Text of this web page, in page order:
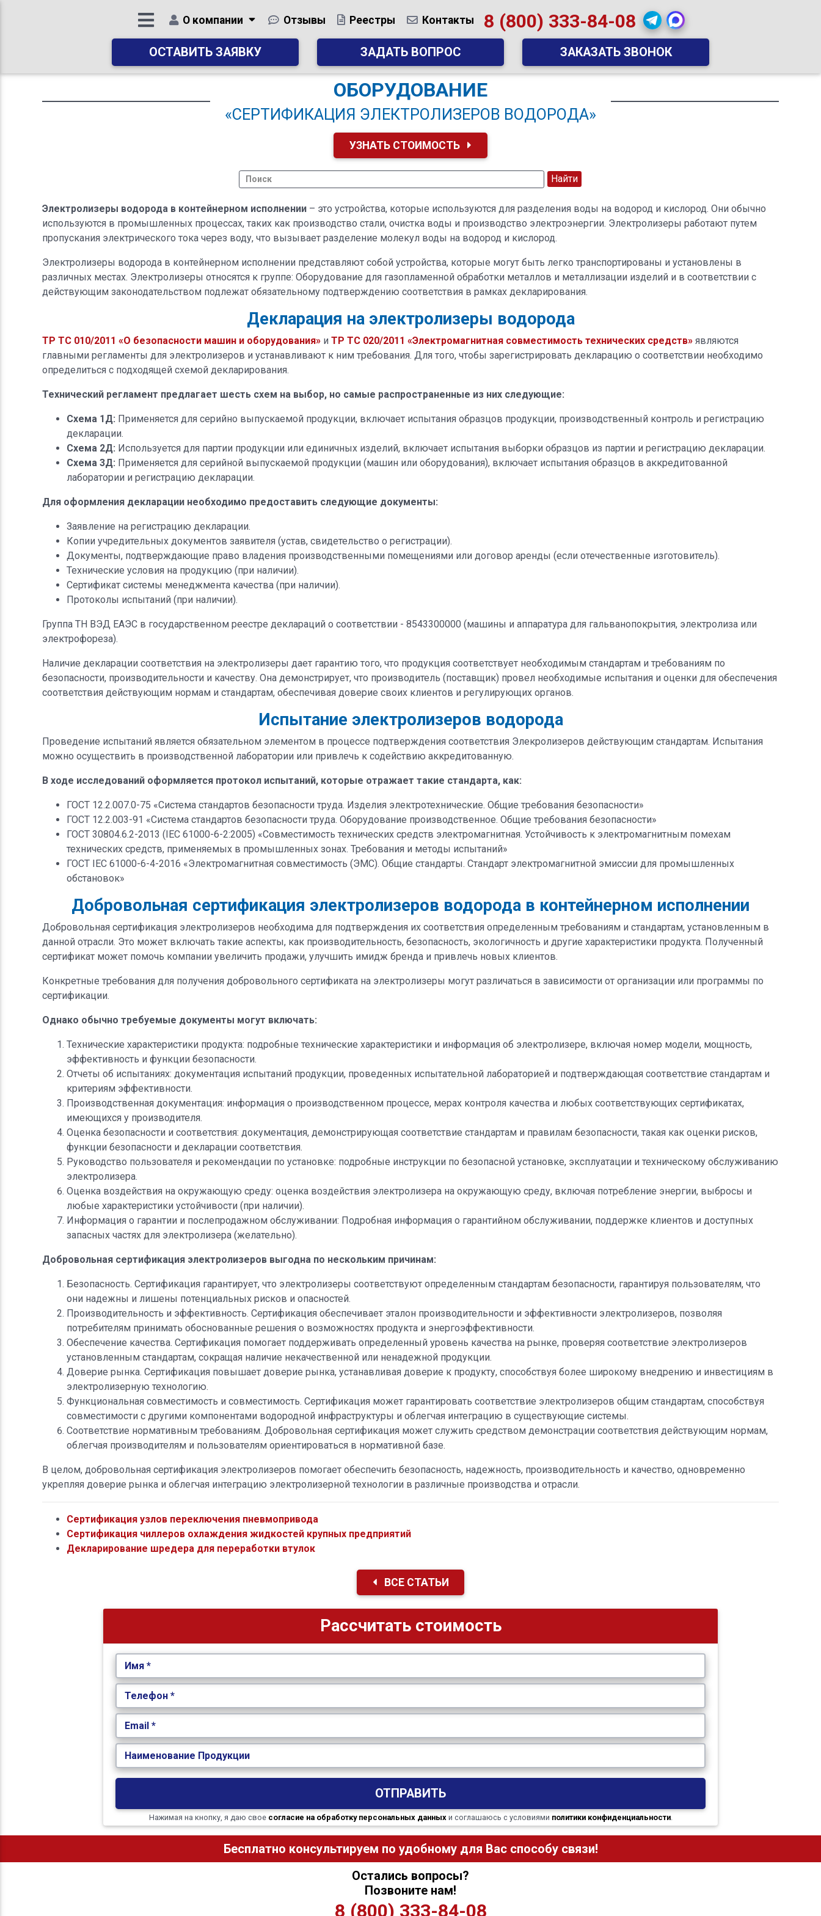
О компании Отзывы Реестры Контакты 8 (800) 333-84-08
ОСТАВИТЬ ЗАЯВКУ ЗАДАТЬ ВОПРОС ЗАКАЗАТЬ ЗВОНОК
ОБОРУДОВАНИЕ
«СЕРТИФИКАЦИЯ ЭЛЕКТРОЛИЗЕРОВ ВОДОРОДА»
УЗНАТЬ СТОИМОСТЬ
Электролизеры водорода в контейнерном исполнении– это устройства, которые используются для разделения воды на водород и кислород. Они обычно
используются в промышленных процессах, таких как производство стали, очистка воды и производство электроэнергии. Электролизеры работают путем
пропускания электрического тока через воду, что вызывает разделение молекул воды на водород и кислород.
Электролизеры водорода в контейнерном исполнении представляют собой устройства, которые могут быть легко транспортированы и установлены в
различных местах. Электролизеры относятся к группе: Оборудование для газопламенной обработки металлов и металлизации изделий и в соответствии с
действующим законодательством подлежат обязательному подтверждению соответствия в рамках декларирования.
Декларация на электролизеры водорода
ТР ТС 010/2011 «О безопасности машин и оборудования»и ТР ТС 020/2011 «Электромагнитная совместимость технических средств»являются
главными регламенты для электролизеров и устанавливают к ним требования. Для того, чтобы зарегистрировать декларацию о соответствии необходимо
определиться с подходящей схемой декларирования.
Технический регламент предлагает шесть схем на выбор, но самые распространенные из них следующие:
Схема 1Д: Применяется для серийно выпускаемой продукции, включает испытания образцов продукции, производственный контроль и регистрацию
декларации.
Схема 2Д: Используется для партии продукции или единичных изделий, включает испытания выборки образцов из партии и регистрацию декларации.
Схема 3Д: Применяется для серийной выпускаемой продукции (машин или оборудования), включает испытания образцов в аккредитованной
лаборатории и регистрацию декларации.
Для оформления декларации необходимо предоставить следующие документы:
Заявление на регистрацию декларации.
Копии учредительных документов заявителя (устав, свидетельство о регистрации).
Документы, подтверждающие право владения производственными помещениями или договор аренды (если отечественные изготовитель).
Технические условия на продукцию (при наличии).
Сертификат системы менеджмента качества (при наличии).
Протоколы испытаний (при наличии).
Группа ТН ВЭД ЕАЭС в государственном реестре деклараций о соответствии - 8543300000 (машины и аппаратура для гальванопокрытия, электролиза или
электрофореза).
Наличие декларации соответствия на электролизеры дает гарантию того, что продукция соответствует необходимым стандартам и требованиям по
безопасности, производительности и качеству. Она демонстрирует, что производитель (поставщик) провел необходимые испытания и оценки для обеспечения
соответствия действующим нормам и стандартам, обеспечивая доверие своих клиентов и регулирующих органов.
Испытание электролизеров водорода
Проведение испытаний является обязательном элементом в процессе подтверждения соответствия Элекролизеров действующим стандартам. Испытания
можно осуществить в производственной лаборатории или привлечь к содействию аккредитованную.
В ходе исследований оформляется протокол испытаний, которые отражает такие стандарта, как:
ГОСТ 12.2.007.0-75 «Система стандартов безопасности труда. Изделия электротехнические. Общие требования безопасности»
ГОСТ 12.2.003-91 «Система стандартов безопасности труда. Оборудование производственное. Общие требования безопасности»
ГОСТ 30804.6.2-2013 (IEC 61000-6-2:2005) «Совместимость технических средств электромагнитная. Устойчивость к электромагнитным помехам
технических средств, применяемых в промышленных зонах. Требования и методы испытаний»
ГОСТ IEC 61000-6-4-2016 «Электромагнитная совместимость (ЭМС). Общие стандарты. Стандарт электромагнитной эмиссии для промышленных
обстановок»
Добровольная сертификация электролизеров водорода в контейнерном исполнении
Добровольная сертификация электролизеров необходима для подтверждения их соответствия определенным требованиям и стандартам, установленным в
данной отрасли. Это может включать такие аспекты, как производительность, безопасность, экологичность и другие характеристики продукта. Полученный
сертификат может помочь компании увеличить продажи, улучшить имидж бренда и привлечь новых клиентов.
Конкретные требования для получения добровольного сертификата на электролизеры могут различаться в зависимости от организации или программы по
сертификации.
Однако обычно требуемые документы могут включать:
Технические характеристики продукта: подробные технические характеристики и информация об электролизере, включая номер модели, мощность,
эффективность и функции безопасности.
Отчеты об испытаниях: документация испытаний продукции, проведенных испытательной лабораторией и подтверждающая соответствие стандартам и
критериям эффективности.
Производственная документация: информация о производственном процессе, мерах контроля качества и любых соответствующих сертификатах,
имеющихся у производителя.
Оценка безопасности и соответствия: документация, демонстрирующая соответствие стандартам и правилам безопасности, такая как оценки рисков,
функции безопасности и декларации соответствия.
Руководство пользователя и рекомендации по установке: подробные инструкции по безопасной установке, эксплуатации и техническому обслуживанию
электролизера.
Оценка воздействия на окружающую среду: оценка воздействия электролизера на окружающую среду, включая потребление энергии, выбросы и
любые характеристики устойчивости (при наличии).
Информация о гарантии и послепродажном обслуживании: Подробная информация о гарантийном обслуживании, поддержке клиентов и доступных
запасных частях для электролизера (желательно).
Добровольная сертификация электролизеров выгодна по нескольким причинам:
Безопасность. Сертификация гарантирует, что электролизеры соответствуют определенным стандартам безопасности, гарантируя пользователям, что
они надежны и лишены потенциальных рисков и опасностей.
Производительность и эффективность. Сертификация обеспечивает эталон производительности и эффективности электролизеров, позволяя
потребителям принимать обоснованные решения о возможностях продукта и энергоэффективности.
Обеспечение качества. Сертификация помогает поддерживать определенный уровень качества на рынке, проверяя соответствие электролизеров
установленным стандартам, сокращая наличие некачественной или ненадежной продукции.
Доверие рынка. Сертификация повышает доверие рынка, устанавливая доверие к продукту, способствуя более широкому внедрению и инвестициям в
электролизерную технологию.
Функциональная совместимость и совместимость. Сертификация может гарантировать соответствие электролизеров общим стандартам, способствуя
совместимости с другими компонентами водородной инфраструктуры и облегчая интеграцию в существующие системы.
Соответствие нормативным требованиям. Добровольная сертификация может служить средством демонстрации соответствия действующим нормам,
облегчая производителям и пользователям ориентироваться в нормативной базе.
В целом, добровольная сертификация электролизеров помогает обеспечить безопасность, надежность, производительность и качество, одновременно
укрепляя доверие рынка и облегчая интеграцию электролизерной технологии в различные производства и отрасли.
Сертификация узлов переключения пневмопривода
Сертификация чиллеров охлаждения жидкостей крупных предприятий
Декларирование шредера для переработки втулок
ВСЕ СТАТЬИ
Рассчитать стоимость
Имя *
Телефон *
Email *
Наименование Продукции
ОТПРАВИТЬ
Нажимая на кнопку, я даю свое согласие на обработку персональных данныхи соглашаюсь с условиями политики конфиденциальности.
Бесплатно консультируем по удобному для Вас способу связи!
Остались вопросы?
Позвоните нам!
8 (800) 333-84-08